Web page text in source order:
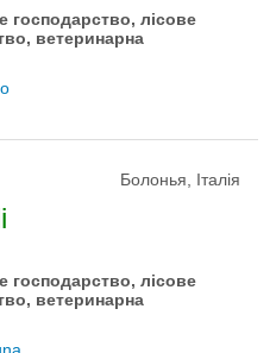
господарство, лісове
ветеринарна
Болонья, Італія
господарство, лісове
ветеринарна